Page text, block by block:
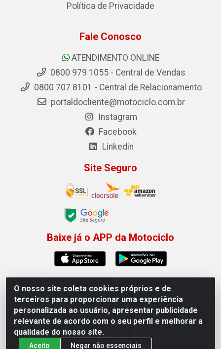
Permitir que a Motociclo envie notificações com
novidades e ofertas exclusivas.
×
O nosso site coleta cookies próprios e de
terceiros para proporcionar uma experiência
personalizada ao usuário, apresentar publicidade
relevante de acordo com o seu perfil e melhorar a
qualidade do nosso site.
Aceito Negar não essenciais
Política de Privacidade
Fale Conosco
ATENDIMENTO ONLINE
0800 979 1055 - Central de Vendas
0800 707 8101 - Central de Relacionamento
portaldocliente@motociclo.com.br
Instagram
Facebook
Linkedin
Site Seguro
Baixe já o APP da Motociclo
Motociclo - Rua Francisco Sousa dos Santos, 731 -
Jardim Limoeiro, Serra/ES - CEP 29.164-153 - CNPJ
01.407.607/0001-53